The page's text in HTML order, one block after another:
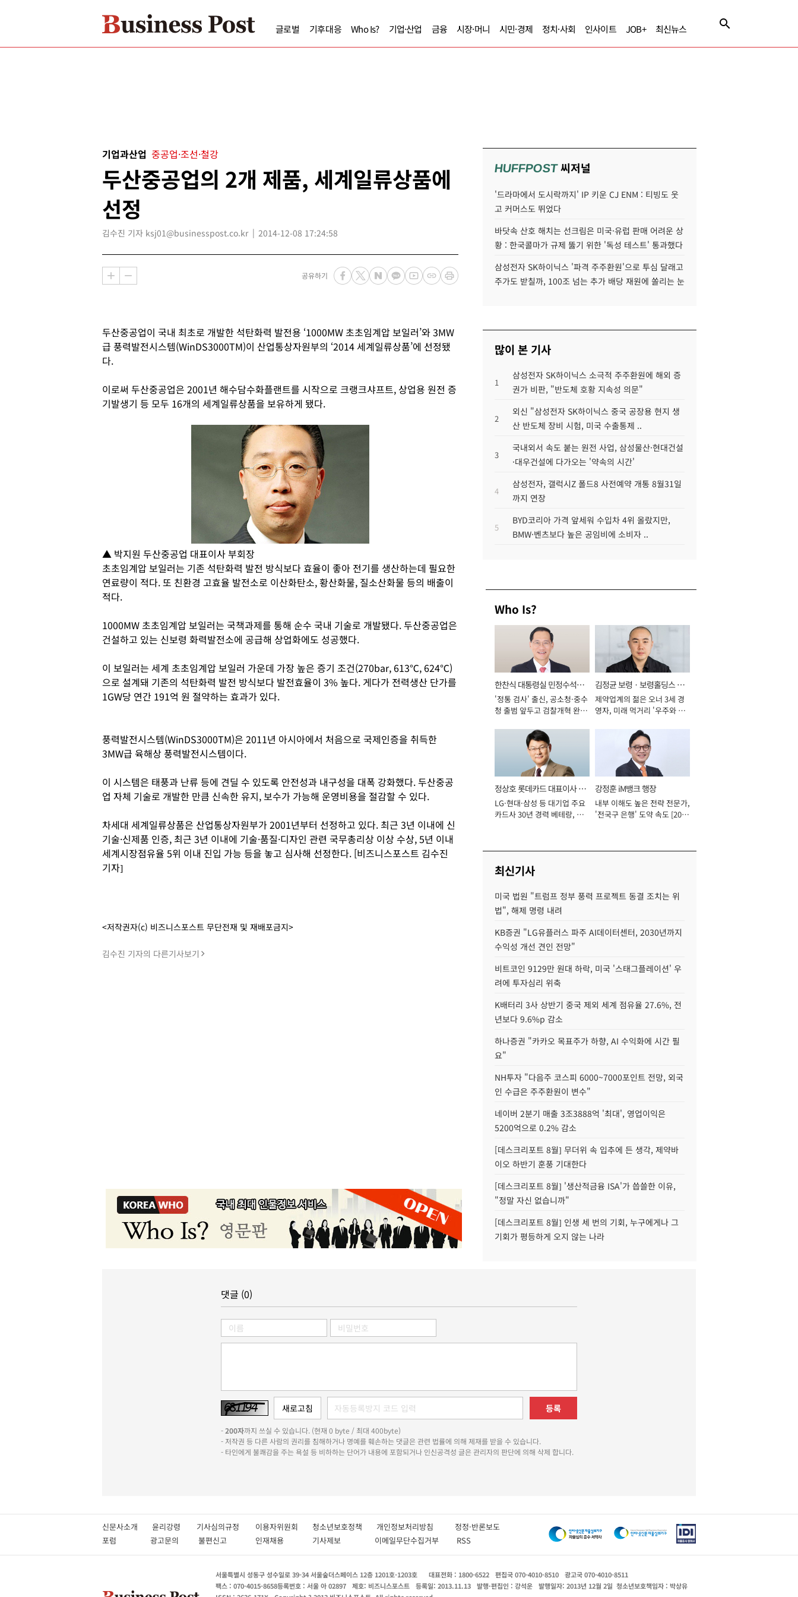
글로벌 기후대응 Who Is? 기업·산업 금융 시장·머니 시민·경제 정치·사회 인사이트 JOB+ 최신뉴스
기업과산업 중공업·조선·철강
두산중공업의 2개 제품, 세계일류상품에
선정
김수진 기자 ksj01@businesspost.co.kr 2014-12-08 17:24:58
공유하기
두산중공업이 국내 최초로 개발한 석탄화력 발전용 ‘1000MW 초초임계압 보일러’와 3MW
급 풍력발전시스템(WinDS3000TM)이 산업통상자원부의 ‘2014 세계일류상품’에 선정됐
다.
이로써 두산중공업은 2001년 해수담수화플랜트를 시작으로 크랭크샤프트, 상업용 원전 증
기발생기 등 모두 16개의 세계일류상품을 보유하게 됐다.
▲ 박지원 두산중공업 대표이사 부회장
초초임계압 보일러는 기존 석탄화력 발전 방식보다 효율이 좋아 전기를 생산하는데 필요한
연료량이 적다. 또 친환경 고효율 발전소로 이산화탄소, 황산화물, 질소산화물 등의 배출이
적다.
1000MW 초초임계압 보일러는 국책과제를 통해 순수 국내 기술로 개발됐다. 두산중공업은
건설하고 있는 신보령 화력발전소에 공급해 상업화에도 성공했다.
이 보일러는 세계 초초임계압 보일러 가운데 가장 높은 증기 조건(270bar, 613℃, 624℃)
으로 설계돼 기존의 석탄화력 발전 방식보다 발전효율이 3% 높다. 게다가 전력생산 단가를
1GW당 연간 191억 원 절약하는 효과가 있다.
풍력발전시스템(WinDS3000TM)은 2011년 아시아에서 처음으로 국제인증을 취득한
3MW급 육해상 풍력발전시스템이다.
이 시스템은 태풍과 난류 등에 견딜 수 있도록 안전성과 내구성을 대폭 강화했다. 두산중공
업 자체 기술로 개발한 만큼 신속한 유지, 보수가 가능해 운영비용을 절감할 수 있다.
차세대 세계일류상품은 산업통상자원부가 2001년부터 선정하고 있다. 최근 3년 이내에 신
기술·신제품 인증, 최근 3년 이내에 기술·품질·디자인 관련 국무총리상 이상 수상, 5년 이내
세계시장점유율 5위 이내 진입 가능 등을 놓고 심사해 선정한다. [비즈니스포스트 김수진
기자]
<저작권자(c) 비즈니스포스트 무단전재 및 재배포금지>
김수진 기자의 다른기사보기
HUFFPOST씨저널
'드라마에서 도시락까지' IP 키운 CJ ENM : 티빙도 웃
고 커머스도 뛰었다
바닷속 산호 해치는 선크림은 미국·유럽 판매 어려운 상
황 : 한국콜마가 규제 뚫기 위한 '독성 테스트' 통과했다
삼성전자 SK하이닉스 '파격 주주환원'으로 투심 달래고
주가도 받칠까, 100조 넘는 추가 배당 재원에 쏠리는 눈
많이 본 기사
1
삼성전자 SK하이닉스 소극적 주주환원에 해외 증
권가 비판, "반도체 호황 지속성 의문"
2
외신 "삼성전자 SK하이닉스 중국 공장용 현지 생
산 반도체 장비 시험, 미국 수출통제 ..
3
국내외서 속도 붙는 원전 사업, 삼성물산·현대건설
·대우건설에 다가오는 '약속의 시간'
4
삼성전자, 갤럭시Z 폴드8 사전예약 개통 8월31일
까지 연장
5
BYD코리아 가격 앞세워 수입차 4위 올랐지만,
BMW·벤츠보다 높은 공임비에 소비자 ..
Who Is?
한찬식 대통령실 민정수석비
서관
'정통 검사' 출신, 공소청·중수
청 출범 앞두고 검찰개혁 완수
김정균 보령ㆍ보령홀딩스 대
표이사 사장
제약업계의 젊은 오너 3세 경
영자, 미래 먹거리 '우주와 헬
정상호 롯데카드 대표이사 사
장
LG·현대·삼성 등 대기업 주요
카드사 30년 경력 베테랑, 신
강정훈 iM뱅크 행장
내부 이해도 높은 전략 전문가,
'전국구 은행' 도약 속도 [2026
최신기사
미국 법원 "트럼프 정부 풍력 프로젝트 동결 조치는 위
법", 해제 명령 내려
KB증권 "LG유플러스 파주 AI데이터센터, 2030년까지
수익성 개선 견인 전망"
비트코인 9129만 원대 하락, 미국 '스태그플레이션' 우
려에 투자심리 위축
K배터리 3사 상반기 중국 제외 세계 점유율 27.6%, 전
년보다 9.6%p 감소
하나증권 "카카오 목표주가 하향, AI 수익화에 시간 필
요"
NH투자 "다음주 코스피 6000~7000포인트 전망, 외국
인 수급은 주주환원이 변수"
네이버 2분기 매출 3조3888억 '최대', 영업이익은
5200억으로 0.2% 감소
[데스크리포트 8월] 무더위 속 입추에 든 생각, 제약바
이오 하반기 훈풍 기대한다
[데스크리포트 8월] '생산적금융 ISA'가 씁쓸한 이유,
"정말 자신 없습니까"
[데스크리포트 8월] 인생 세 번의 기회, 누구에게나 그
기회가 평등하게 오지 않는 나라
댓글 (0)
등록
-200자까지 쓰실 수 있습니다. (현재 0 byte / 최대 400byte)
- 저작권 등 다른 사람의 권리를 침해하거나 명예를 훼손하는 댓글은 관련 법률에 의해 제재를 받을 수 있습니다.
- 타인에게 불쾌감을 주는 욕설 등 비하하는 단어가 내용에 포함되거나 인신공격성 글은 관리자의 판단에 의해 삭제 합니다.
신문사소개 윤리강령 기사심의규정 이용자위원회 청소년보호정책 개인정보처리방침 정정·반론보도
포럼
광고문의 불편신고 인재채용 기사제보 이메일무단수집거부 RSS
서울특별시 성동구 성수일로 39-34 서울숲더스페이스 12층 1201호-1203호 대표전화 : 1800-6522 편집국 070-4010-8510
광고국 070-4010-8511
팩스 : 070-4015-8658등록번호 : 서울 아 02897 제호: 비즈니스포스트 등록일: 2013.11.13 발행·편집인 : 강석운 발행일자: 2013년 12월 2일 청소년보호책임자 : 박상유